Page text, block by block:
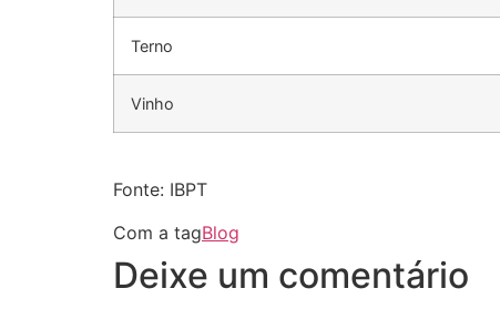
Terno
Vinho
Fonte: IBPT
Com a tagBlog
Deixe um comentário